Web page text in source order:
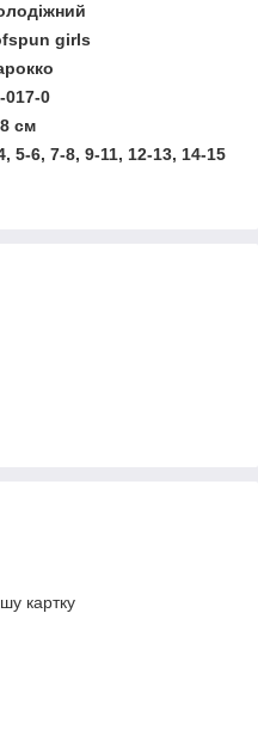
girls
017-0
см
5-6, 7-8, 9-11, 12-13, 14-15
картку